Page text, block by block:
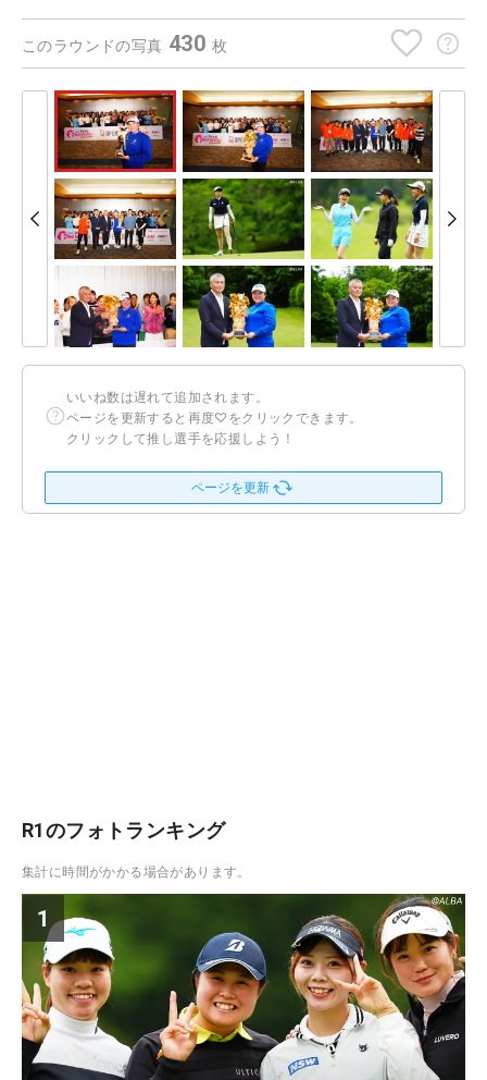
このラウンドの写真 430 枚
いいね数は遅れて追加されます。
ページを更新すると再度♡をクリックできます。
クリックして推し選手を応援しよう！
ページを更新
R1のフォトランキング
集計に時間がかかる場合があります。
1